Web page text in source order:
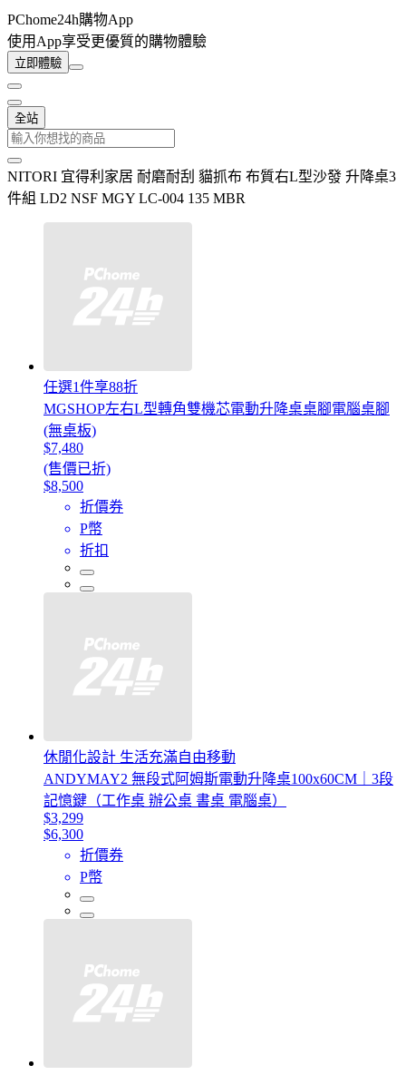
PChome24h購物App
使用App享受更優質的購物體驗
立即體驗
全站
NITORI 宜得利家居 耐磨耐刮 貓抓布 布質右L型沙發 升降桌3
件組 LD2 NSF MGY LC-004 135 MBR
任選1件享88折
MGSHOP左右L型轉角雙機芯電動升降桌桌腳電腦桌腳
(無桌板)
$7,480
(售價已折)
$8,500
折價券
P幣
折扣
休閒化設計 生活充滿自由移動
ANDYMAY2 無段式阿姆斯電動升降桌100x60CM｜3段
記憶鍵（工作桌 辦公桌 書桌 電腦桌）
$3,299
$6,300
折價券
P幣